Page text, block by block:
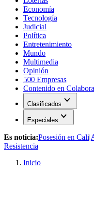
Economía
Tecnología
Judicial
Política
Entretenimiento
Mundo
Multimedia
Opinión
500 Empresas
Contenido en
Clasificados expand_more
Especiales expand_more
Es noticia:Posesión en Cali|
Resistencia
Inicio